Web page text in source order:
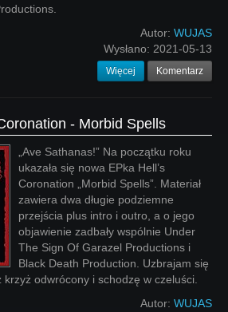
Autor: WUJAS
Wysłano: 2021-05-13
Więcej Komentarz
- Morbid Spells
„Ave Sathanas!” Na początku roku
ukazała się nowa EPka Hell’s
Coronation „Morbid Spells”. Materiał
zawiera dwa długie podziemne
przejścia plus intro i outro, a o jego
objawienie zadbały wspólnie Under
The Sign Of Garazel Productions i
Black Death Production. Uzbrajam się
odwrócony i schodzę w czeluści.
Autor: WUJAS